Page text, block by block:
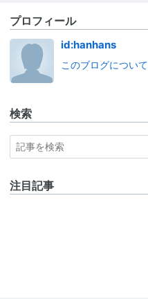
プロフィール
id:hanhans
このブログについて
検索
注目記事